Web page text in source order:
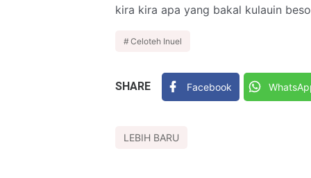
kira kira apa yang bakal kulauin
Celoteh Inuel
SHARE Facebook
LEBIH BARU